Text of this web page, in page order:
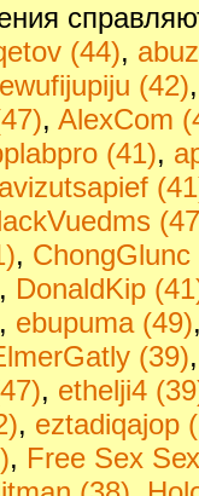
(44),
(42)
, AlexCom
(41),
avizutsapief
, ChongGlunc
, DonaldKip
, ebupuma (49)
(39)
, ethelji4
, eztadiqajop
, Frее Seх